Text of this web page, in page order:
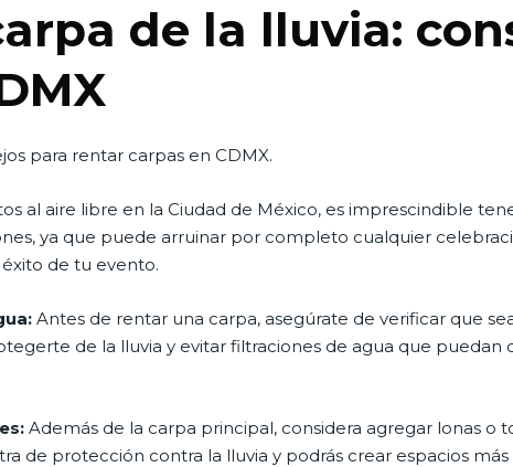
de la lluvia:
para rentar carpas en CDMX.
al aire libre en la Ciudad de México, es imprescindible
ya que puede arruinar por completo cualquier
de tu evento.
Antes de rentar una carpa, asegúrate de verificar que
de la lluvia y evitar filtraciones de agua que
Además de la carpa principal, considera agregar lonas o
de protección contra la lluvia y podrás crear espacios